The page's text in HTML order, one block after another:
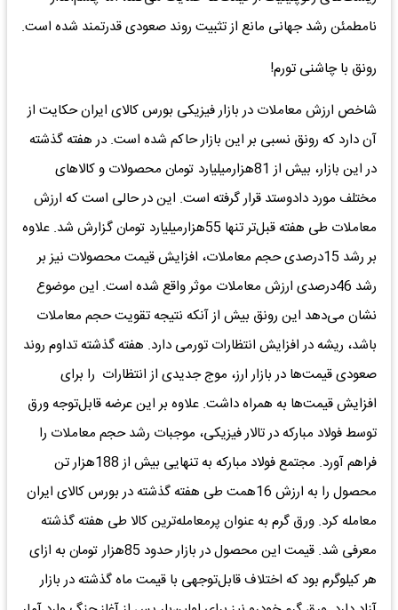
نامطمئن رشد جهانی مانع از تثبیت روند صعودی قدرتمند شده است.
رونق با چاشنی تورم!
شاخص ارزش معاملات در بازار فیزیکی بورس کالای ایران حکایت از
آن دارد که رونق نسبی بر این بازار حاکم شده است. در هفته گذشته
در این بازار، بیش از 81هزار‌میلیارد تومان محصولات و کالاهای
مختلف مورد دادوستد قرار گرفته است. این در حالی است که ارزش
معاملات طی هفته قبل‌تر تنها 55هزار‌میلیارد تومان گزارش شد. علاوه
بر رشد 15درصدی حجم معاملات، افزایش قیمت‌ محصولات نیز بر
رشد 46درصدی ارزش معاملات موثر واقع شده است. این موضوع
نشان می‌دهد این رونق بیش از آنکه نتیجه تقویت حجم معاملات
باشد، ریشه در افزایش انتظارات تورمی دارد. هفته گذشته تداوم روند
صعودی قیمت‌ها در بازار ارز، موج جدیدی از انتظارات را برای
افزایش قیمت‌ها به همراه داشت. علاوه بر این عرضه قابل‌توجه ورق
توسط فولاد مبارکه در تالار فیزیکی، موجبات رشد حجم معاملات را
فراهم آورد. مجتمع فولاد مبارکه به تنهایی بیش از 188هزار تن
محصول را به ارزش 16همت طی هفته گذشته در بورس کالای ایران
معامله کرد. ورق گرم به عنوان پرمعامله‌ترین کالا طی هفته گذشته
معرفی شد. قیمت این محصول در بازار حدود 85هزار تومان به ازای
هر کیلوگرم بود که اختلاف قابل‌توجهی با قیمت ماه گذشته در بازار